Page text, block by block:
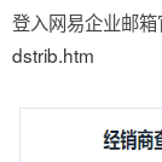
登入网易企业邮箱
dstrib.htm